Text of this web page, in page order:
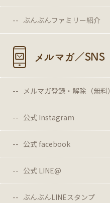
ぶんぶんファミリー紹介
メルマガ／SNS
メルマガ登録・解除（無料）
公式 Instagram
公式 facebook
公式 LINE@
ぶんぶんLINEスタンプ